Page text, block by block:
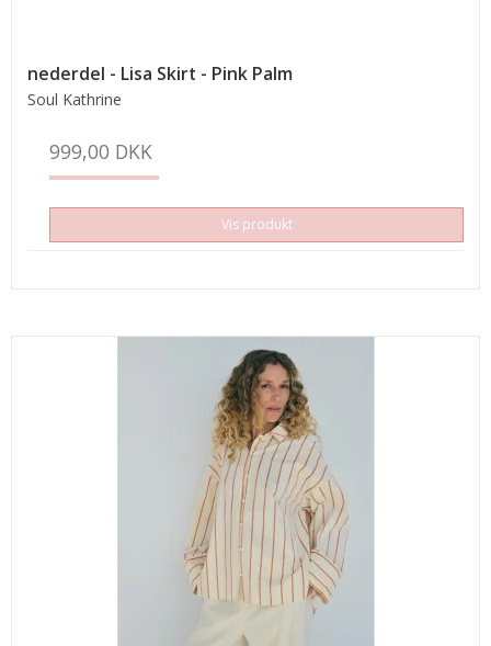
nederdel - Lisa Skirt - Pink Palm
Soul Kathrine
999,00 DKK
Vis produkt